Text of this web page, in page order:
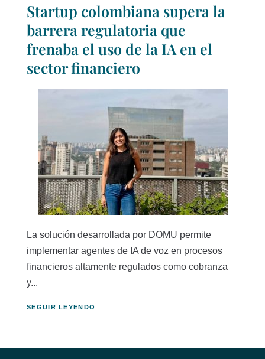
Startup colombiana supera la
barrera regulatoria que
frenaba el uso de la IA en el
sector financiero
La solución desarrollada por DOMU permite
implementar agentes de IA de voz en procesos
financieros altamente regulados como cobranza
y...
SEGUIR LEYENDO